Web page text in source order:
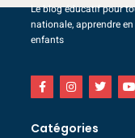
Le blog éducatif pour
nationale, apprendre
enfants
Catégories